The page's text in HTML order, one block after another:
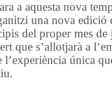
a aquesta nova
una nova edició
del proper mes de
que s’allotjarà a
l’experiència única